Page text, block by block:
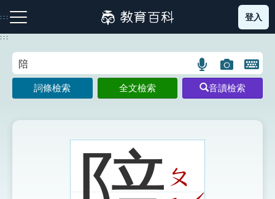
到
主
:::
注音索引圖示 筆畫索引圖示 部首索引表圖示
登入
:::
語
言
搜
示
圖
片
搜
開
鍵
圖
詞條檢索 全文檢索 音讀檢索
ㄆ